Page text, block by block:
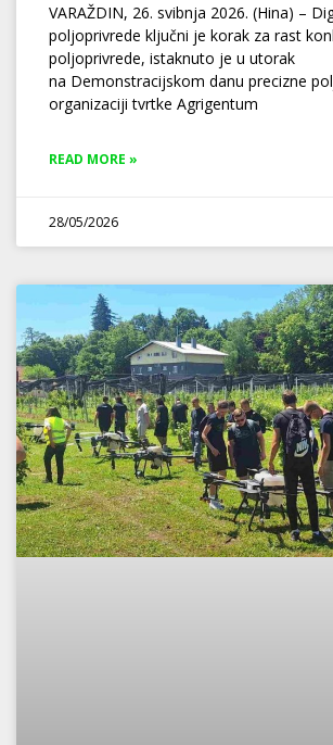
VARAŽDIN, 26. svibnja 2026. (Hina) –
poljoprivrede ključni je korak za rast
poljoprivrede, istaknuto je u utorak
na Demonstracijskom danu precizne
organizaciji tvrtke Agrigentum
READ MORE »
28/05/2026